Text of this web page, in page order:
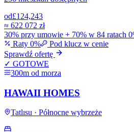
od£124,243
≈ 622 072 zł
30% przy umowie + 70% w 84 ratach
Raty 0%
Pod klucz w cenie
Sprawdź ofertę
✓ GOTOWE
300m od morza
HAWAII HOMES
Tatlısu · Północne wybrzeże